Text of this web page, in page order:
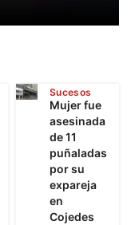
asesinada
de 11
puñaladas
por su
expareja
en
Cojedes
mayo de